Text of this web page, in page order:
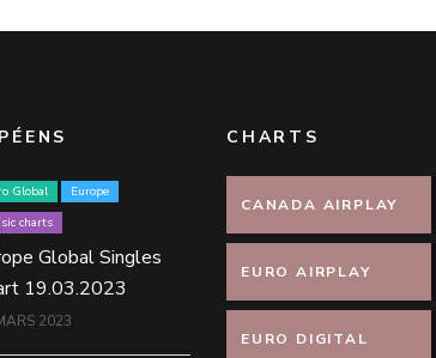
Global
Europe
charts
Global Singles
19.03.2023
2023
CHARTS
CANADA AIRPLAY
EURO AIRPLAY
EURO DIGITAL